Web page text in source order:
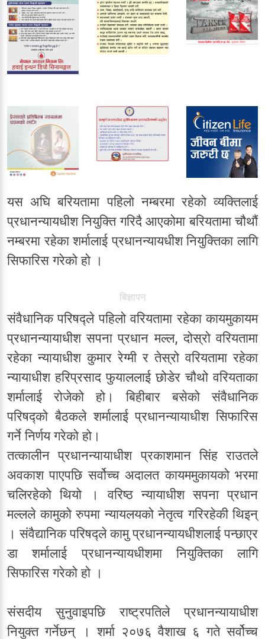
यस अघि बरियतामा पहिलो नम्बरमा रहेको व्यक्तिलाई
प्रधानन्यायधीश नियुक्ति गरिदै आएकोमा बरियतामा चौथौं
नम्बरमा रहेका शर्मालाई प्रधानन्यायधीश नियुक्तिका लागि
सिफारिस गरेको हो ।
बिज्ञापन
संवैधानिक परिषद्ले पहिलो वरियतामा रहेका कायमुकायम
प्रधानन्यायाधीश सपना प्रधान मल्ल, दोस्रो वरियतामा
रहेका न्यायाधीश कुमार रेग्मी र तेस्रो वरियतामा रहेका
न्यायाधीश हरिप्रसाद फुयाललाई छोडेर चौथो वरियताका
शर्मालाई रोजेको हो। बिहीबार बसेको संवैधानिक
परिषद्को बैठकले शर्मालाई प्रधानन्यायाधीश सिफारिस
गर्ने निर्णय गरेको हो।
तत्कालीन प्रधानन्यायाधीश प्रकाशमान सिंह राउतले
अवकाश पाएपछि सर्वोच्च अदालत कायममुकायको भरमा
चलिरहेको थियो । वरिष्ठ न्यायाधीश सपना प्रधान
मल्लले कामुको रुपमा न्यायलयको नेतृत्व गरिरहेकी थिइन्
। संवैद्यानिक परिषद्ले कामु प्रधानन्यायधीशलाई पन्छाएर
डा शर्मालाई प्रधानन्यायधीशमा नियुक्तिका लागि
सिफारिस गरेको हो ।
संसदीय सुनुवाइपछि राष्ट्रपतिले प्रधानन्यायाधीश
नियुक्त गर्नेछन् । शर्मा २०७६ वैशाख ६ गते सर्वोच्च